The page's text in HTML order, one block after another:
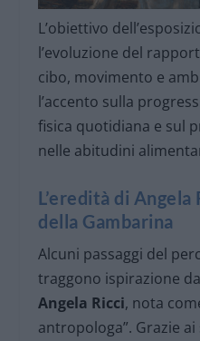
L’obiettivo
l’evoluzione del
cibo, movimento e
l’accento sulla
fisica quotidiana e sul
nelle abitudini
L’eredità di
della Gambarina
Alcuni passaggi del
traggono ispirazione
Angela Ricci, nota
antropologa”. Grazie